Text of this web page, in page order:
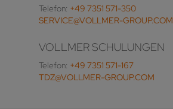
Telefon: +49 7351 571-350
SERVICE@VOLLMER-GROUP.COM
VOLLMER SCHULUNGEN
Telefon: +49 7351 571-167
TDZ@VOLLMER-GROUP.COM